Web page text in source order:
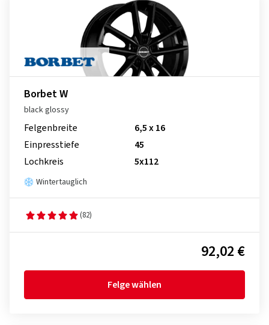
Borbet W
black glossy
Felgenbreite
6,5 x 16
Einpresstiefe
45
Lochkreis
5x112
Wintertauglich
(82)
92,02 €
Felge wählen